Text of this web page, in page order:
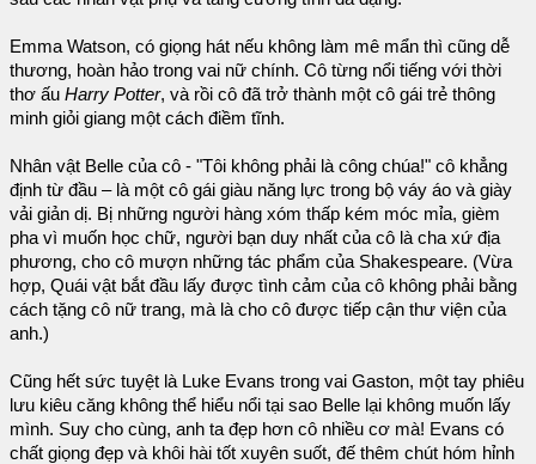
Emma Watson, có giọng hát nếu không làm mê mẩn thì cũng dễ
thương, hoàn hảo trong vai nữ chính. Cô từng nổi tiếng với thời
thơ ấu Harry Potter, và rồi cô đã trở thành một cô gái trẻ thông
minh giỏi giang một cách điềm tĩnh.
Nhân vật Belle của cô - "Tôi không phải là công chúa!" cô khẳng
định từ đầu – là một cô gái giàu năng lực trong bộ váy áo và giày
vải giản dị. Bị những người hàng xóm thấp kém móc mỉa, gièm
pha vì muốn học chữ, người bạn duy nhất của cô là cha xứ địa
phương, cho cô mượn những tác phẩm của Shakespeare. (Vừa
hợp, Quái vật bắt đầu lấy được tình cảm của cô không phải bằng
cách tặng cô nữ trang, mà là cho cô được tiếp cận thư viện của
anh.)
Cũng hết sức tuyệt là Luke Evans trong vai Gaston, một tay phiêu
lưu kiêu căng không thể hiểu nổi tại sao Belle lại không muốn lấy
mình. Suy cho cùng, anh ta đẹp hơn cô nhiều cơ mà! Evans có
chất giọng đẹp và khôi hài tốt xuyên suốt, đế thêm chút hóm hỉnh